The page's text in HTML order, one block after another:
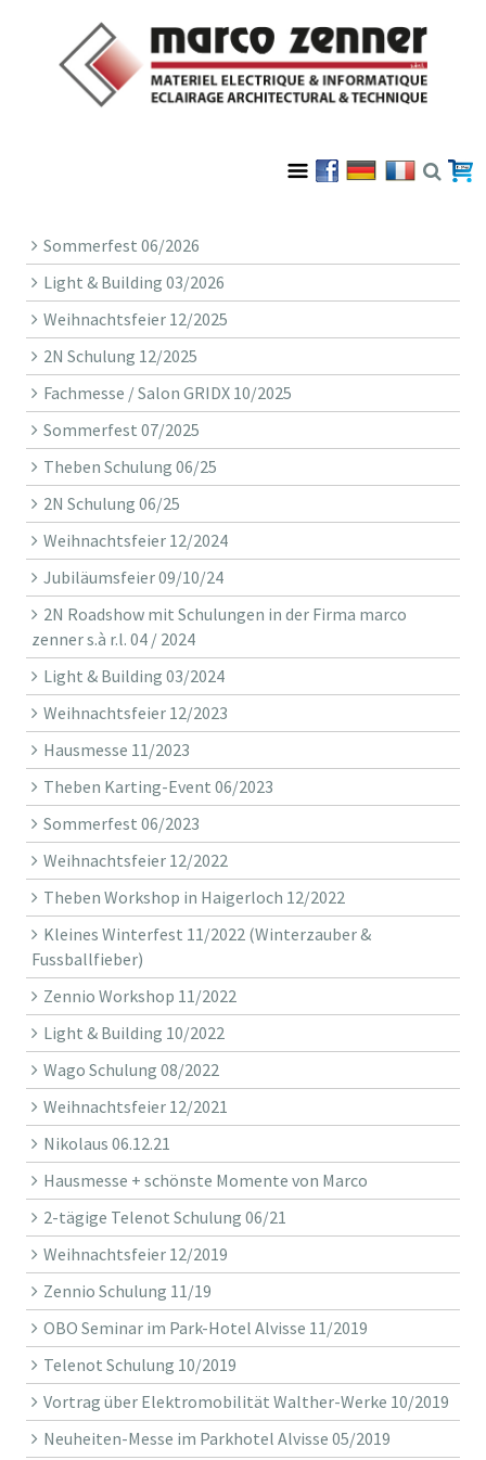
Sommerfest 06/2026
Light & Building 03/2026
Weihnachtsfeier 12/2025
2N Schulung 12/2025
Fachmesse / Salon GRIDX 10/2025
Sommerfest 07/2025
Theben Schulung 06/25
2N Schulung 06/25
Weihnachtsfeier 12/2024
Jubiläumsfeier 09/10/24
2N Roadshow mit Schulungen in der Firma marco
zenner s.à r.l. 04 / 2024
Light & Building 03/2024
Weihnachtsfeier 12/2023
Hausmesse 11/2023
Theben Karting-Event 06/2023
Sommerfest 06/2023
Weihnachtsfeier 12/2022
Theben Workshop in Haigerloch 12/2022
Kleines Winterfest 11/2022 (Winterzauber &
Fussballfieber)
Zennio Workshop 11/2022
Light & Building 10/2022
Wago Schulung 08/2022
Weihnachtsfeier 12/2021
Nikolaus 06.12.21
Hausmesse + schönste Momente von Marco
2-tägige Telenot Schulung 06/21
Weihnachtsfeier 12/2019
Zennio Schulung 11/19
OBO Seminar im Park-Hotel Alvisse 11/2019
Telenot Schulung 10/2019
Vortrag über Elektromobilität Walther-Werke 10/2019
Neuheiten-Messe im Parkhotel Alvisse 05/2019